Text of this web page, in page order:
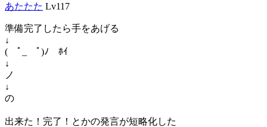
あたたた Lv117
準備完了したら手をあげる
↓
( ﾟ_ゝﾟ)ﾉ ﾎｲ
↓
ノ
↓
の
出来た！完了！とかの発言が短略化した